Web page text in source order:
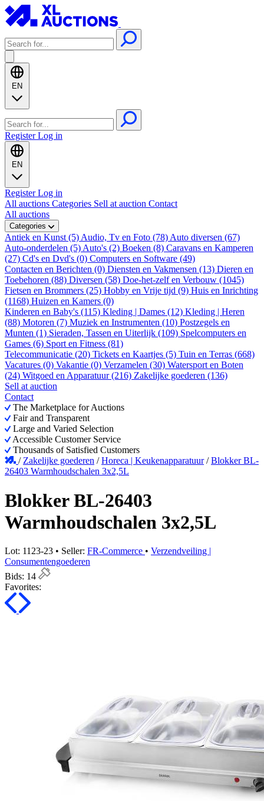
EN
RegisterLog in
EN
RegisterLog in
All auctions Categories Sell at auction Contact
All auctions
Categories
Antiek en Kunst (5) Audio, Tv en Foto (78) Auto diversen (67)
Auto-onderdelen (5) Auto's (2) Boeken (8) Caravans en Kamperen
(27) Cd's en Dvd's (0) Computers en Software (49)
Contacten en Berichten (0) Diensten en Vakmensen (13) Dieren en
Toebehoren (88) Diversen (58) Doe-het-zelf en Verbouw (1045)
Fietsen en Brommers (25) Hobby en Vrije tijd (9) Huis en Inrichting
(1168) Huizen en Kamers (0)
Kinderen en Baby's (115) Kleding | Dames (12) Kleding | Heren
(88) Motoren (7) Muziek en Instrumenten (10) Postzegels en
Munten (1) Sieraden, Tassen en Uiterlijk (109) Spelcomputers en
Games (6) Sport en Fitness (81)
Telecommunicatie (20) Tickets en Kaartjes (5) Tuin en Terras (668)
Vacatures (0) Vakantie (0) Verzamelen (30) Watersport en Boten
(24) Witgoed en Apparatuur (216) Zakelijke goederen (136)
Sell at auction
Contact
The Marketplace for Auctions
Fair and Transparent
Large and Varied Selection
Accessible Customer Service
Thousands of Satisfied Customers
/ Zakelijke goederen /Horeca | Keukenapparatuur /Blokker BL-
26403 Warmhoudschalen 3x2,5L
Blokker BL-26403
Warmhoudschalen 3x2,5L
Lot: 1123-23 • Seller: FR-Commerce • Verzendveiling |
Consumentengoederen
Bids: 14
Favorites: